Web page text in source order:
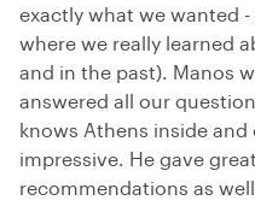
exactly what we wanted
where we really learned
and in the past). Manos
answered all our
knows Athens inside
impressive. He gave
recommendations as